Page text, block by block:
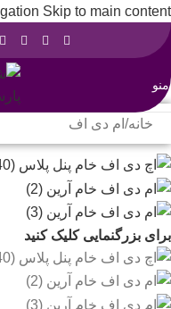
Skip to main content
منو
خانه/ ام دی اف
برای بزرگنمایی کلیک کنید